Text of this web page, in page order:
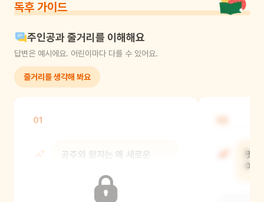
독후 가이드
주인공과 줄거리를 이해해요
답변은 예시에요. 어린이마다 다를 수 있어요.
줄거리를 생각해 봐요
01
공주와 왕자는 왜 새로운
맛
어